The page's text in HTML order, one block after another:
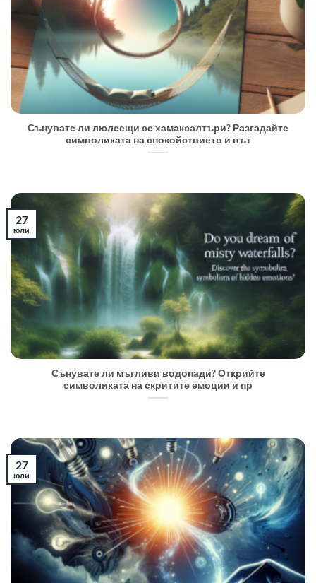
Сънувате ли люлеещи се хамаксалтъри? Разгадайте
символиката на спокойствието и вът
Сънувате ли мъгливи водопади? Открийте
символиката на скритите емоции и пр
27
юли
27
юли